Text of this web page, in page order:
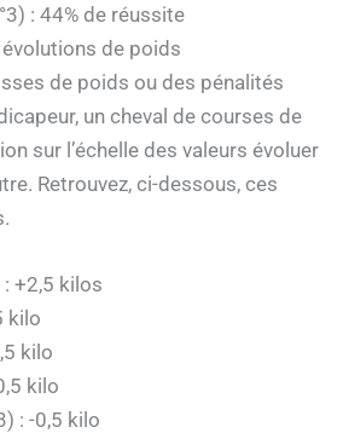
: 44% de réussite
évolutions de poids
de poids ou des pénalités
un cheval de courses de
sur l’échelle des valeurs évoluer
Retrouvez, ci-dessous, ces
: +2,5 kilos
kilo
kilo
kilo
: -0,5 kilo